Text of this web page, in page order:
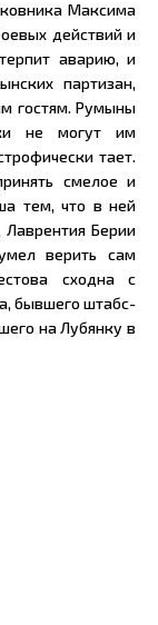
Максима
действий и
аварию, и
партизан,
гостям. Румыны
не могут им
тает.
смелое и
тем, что в ней
Берии
верить сам
сходна с
бывшего штабс-
на Лубянку в